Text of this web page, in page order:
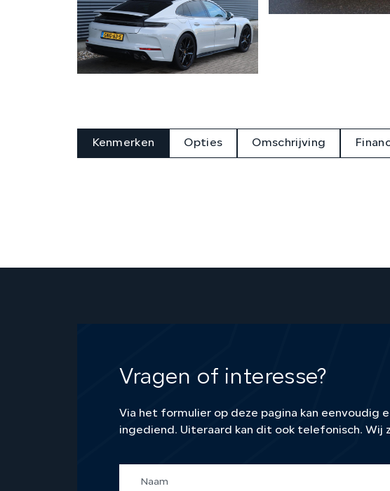
Kenmerken Opties Omschrijving
Vragen of interesse?
Via het formulier op deze pagina kan eenvoudig
ingediend. Uiteraard kan dit ook telefonisch. Wij